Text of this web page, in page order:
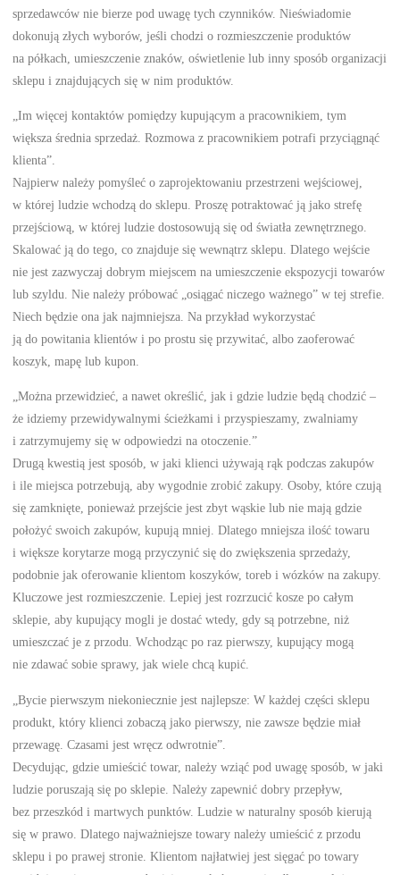
sprzedawców nie bierze pod uwagę tych czynników. Nieświadomie
dokonują złych wyborów, jeśli chodzi o rozmieszczenie produktów
na półkach, umieszczenie znaków, oświetlenie lub inny sposób organizacji
sklepu i znajdujących się w nim produktów.
„Im więcej kontaktów pomiędzy kupującym a pracownikiem, tym
większa średnia sprzedaż. Rozmowa z pracownikiem potrafi przyciągnąć
klienta”.
Najpierw należy pomyśleć o zaprojektowaniu przestrzeni wejściowej,
w której ludzie wchodzą do sklepu. Proszę potraktować ją jako strefę
przejściową, w której ludzie dostosowują się od światła zewnętrznego.
Skalować ją do tego, co znajduje się wewnątrz sklepu. Dlatego wejście
nie jest zazwyczaj dobrym miejscem na umieszczenie ekspozycji towarów
lub szyldu. Nie należy próbować „osiągać niczego ważnego” w tej strefie.
Niech będzie ona jak najmniejsza. Na przykład wykorzystać
ją do powitania klientów i po prostu się przywitać, albo zaoferować
koszyk, mapę lub kupon.
„Można przewidzieć, a nawet określić, jak i gdzie ludzie będą chodzić –
że idziemy przewidywalnymi ścieżkami i przyspieszamy, zwalniamy
i zatrzymujemy się w odpowiedzi na otoczenie.”
Drugą kwestią jest sposób, w jaki klienci używają rąk podczas zakupów
i ile miejsca potrzebują, aby wygodnie zrobić zakupy. Osoby, które czują
się zamknięte, ponieważ przejście jest zbyt wąskie lub nie mają gdzie
położyć swoich zakupów, kupują mniej. Dlatego mniejsza ilość towaru
i większe korytarze mogą przyczynić się do zwiększenia sprzedaży,
podobnie jak oferowanie klientom koszyków, toreb i wózków na zakupy.
Kluczowe jest rozmieszczenie. Lepiej jest rozrzucić kosze po całym
sklepie, aby kupujący mogli je dostać wtedy, gdy są potrzebne, niż
umieszczać je z przodu. Wchodząc po raz pierwszy, kupujący mogą
nie zdawać sobie sprawy, jak wiele chcą kupić.
„Bycie pierwszym niekoniecznie jest najlepsze: W każdej części sklepu
produkt, który klienci zobaczą jako pierwszy, nie zawsze będzie miał
przewagę. Czasami jest wręcz odwrotnie”.
Decydując, gdzie umieścić towar, należy wziąć pod uwagę sposób, w jaki
ludzie poruszają się po sklepie. Należy zapewnić dobry przepływ,
bez przeszkód i martwych punktów. Ludzie w naturalny sposób kierują
się w prawo. Dlatego najważniejsze towary należy umieścić z przodu
sklepu i po prawej stronie. Klientom najłatwiej jest sięgać po towary